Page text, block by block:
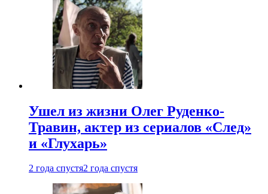
Ушел из жизни Олег Руденко-
Травин, актер из сериалов «След»
и «Глухарь»
2 года спустя2 года спустя